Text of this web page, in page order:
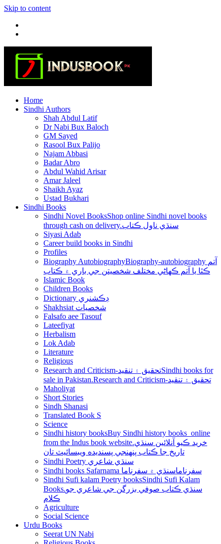
Skip to content
Home
Sindhi Authors
Shah Abdul Latif
Dr Nabi Bux Baloch
GM Sayed
Rasool Bux Palijo
Najam Abbasi
Badar Abro
Abdul Wahid Arisar
Amar Jaleel
Shaikh Ayaz
Ustad Bukhari
Sindhi Books
Sindhi Novel BooksShop online Sindhi novel books
through cash on delivery.سنڌي ناول ڪتاب
Siyasi Adab
Career build books in Sindhi
Profiles
Biography AutobiographyBiography-autobiography آتم
ڪٿا يا آتم ڪھاڻي مختلف شخصيتن جي باري ۾ ڪتاب
Islamic Book
Children Books
Dictionary ڊڪشنري
Shakhsiat شخصيات
Falsafo aee Tasouf
Lateefiyat
Herbalism
Lok Adab
Literature
Religious
Research and Criticism-تحقيق ۽ تنقيدSindhi books for
sale in Pakistan.Research and Criticism-تحقيق ۽ تنقيد
Maholiyat
Short Stories
Sindh Shanasi
Translated Book S
Science
Sindhi history booksBuy Sindhi history books online
from the Indus book website.خريد ڪيو آنلائين سنڌي
تاريخ جا ڪتاب پنھنجي پسنديده ويبسائيٽ تان
Sindhi Poetry سنڌي شاعري
Sindhi books Safarnama سفرناماسنڌي ۾ سفرناما
Sindhi Sufi kalam Poetry booksSindhi Sufi Kalam
Books.سنڌي ڪتاب صوفي بزرگن جي شاعري جو
ڪلام
Agriculture
Social Science
Urdu Books
Seerat UN Nabi